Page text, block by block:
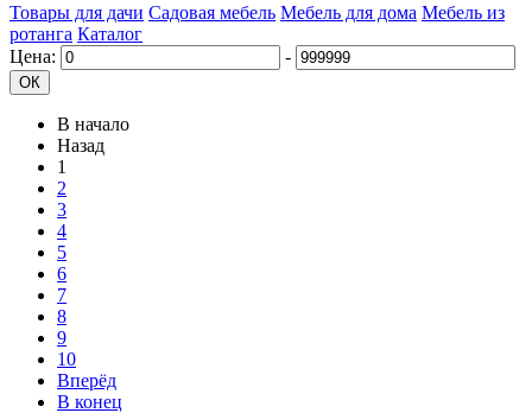
Товары для дачи Садовая мебель Мебель для дома Мебель из
ротанга Каталог
Цена:
-
В начало
Назад
1
2
3
4
5
6
7
8
9
10
Вперёд
В конец